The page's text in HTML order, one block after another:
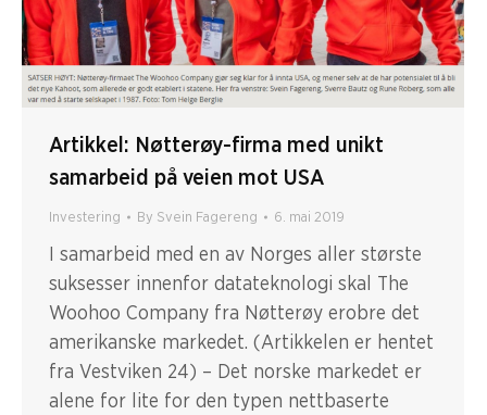
Artikkel: Nøtterøy-firma med unikt
samarbeid på veien mot USA
Investering By Svein Fagereng 6. mai 2019
I samarbeid med en av Norges aller største
suksesser innenfor datateknologi skal The
Woohoo Company fra Nøtterøy erobre det
amerikanske markedet. (Artikkelen er hentet
fra Vestviken 24) – Det norske markedet er
alene for lite for den typen nettbaserte